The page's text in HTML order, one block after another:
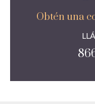
Obtén una